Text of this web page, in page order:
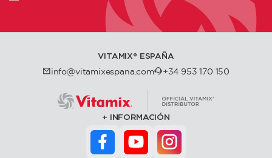
VITAMIX®️ ESPAÑA
info@vitamixespana.com +34 953 170 150
INFORMACIÓN